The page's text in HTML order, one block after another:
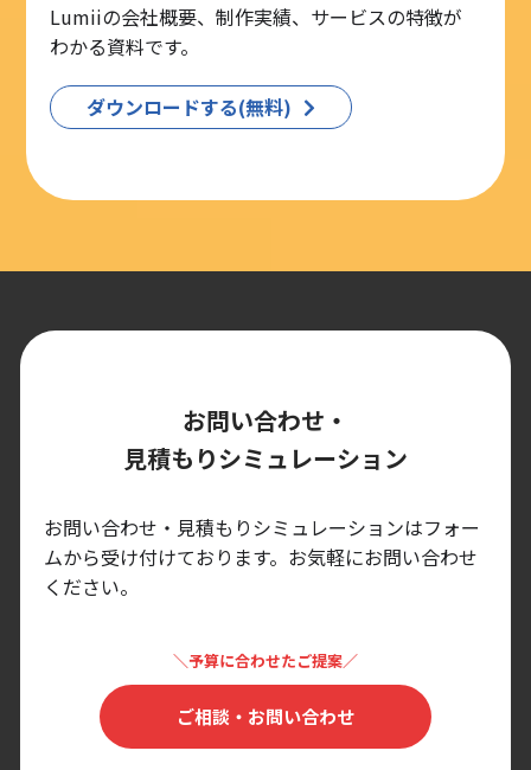
Lumiiの会社概要、制作実績、サービスの特徴が
わかる資料です。
ダウンロードする(無料)
お問い合わせ・
見積もりシミュレーション
お問い合わせ・見積もりシミュレーションはフォー
ムから受け付けております。 お気軽にお問い合わせ
ください。
＼予算に合わせたご提案／
ご相談・お問い合わせ